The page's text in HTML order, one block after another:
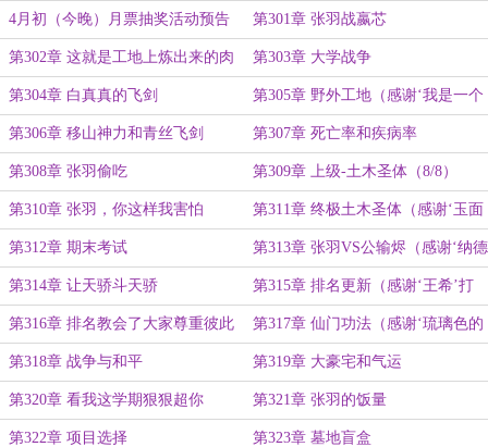
食材
4月初（今晚）月票抽奖活动预告 第301章 张羽战嬴芯
第302章 这就是工地上炼出来的肉
体（求月票）
第303章 大学战争
第304章 白真真的飞剑 第305章 野外工地（感谢‘我是一个
读者’第三次盟主打赏）
第306章 移山神力和青丝飞剑 第307章 死亡率和疾病率
第308章 张羽偷吃 第309章 上级-土木圣体（8/8）
第310章 张羽，你这样我害怕 第311章 终极土木圣体（感谢‘玉面
小小酷霸王’打赏盟主）
第312章 期末考试 第313章 张羽VS公输烬（感谢‘纳德
’打赏盟主）
第314章 让天骄斗天骄 第315章 排名更新（感谢‘王希’打
赏盟主）
第316章 排名教会了大家尊重彼此 第317章 仙门功法（感谢‘琉璃色的
回忆’打赏1.4个盟主）
第318章 战争与和平 第319章 大豪宅和气运
第320章 看我这学期狠狠超你 第321章 张羽的饭量
第322章 项目选择 第323章 墓地盲盒